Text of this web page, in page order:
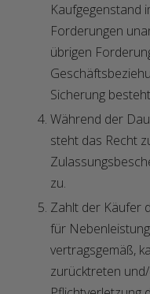
Kaufgegenstand
Forderungen
übrigen
Sicherung
Während der
steht das Recht
zu.
Zahlt der Käufer
für
vertragsgemäß,
zurücktreten